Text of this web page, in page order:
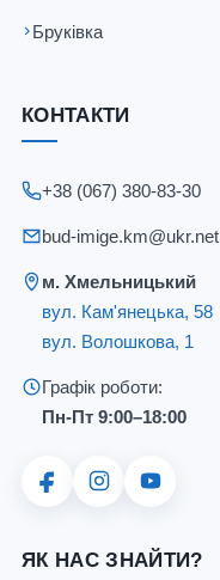
Бруківка
КОНТАКТИ
+38 (067) 380-83-30
bud-imige.km@ukr.net
м. Хмельницький
вул. Кам'янецька, 58
вул. Волошкова, 1
Графік роботи:
Пн-Пт 9:00–18:00
ЯК НАС ЗНАЙТИ?